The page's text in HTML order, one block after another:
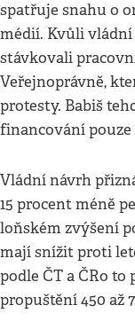
spatřuje snahu o
médií. Kvůli vládní
stávkovali
Veřejnoprávně,
protesty. Babiš
financování
Vládní návrh
15 procent méně
loňském zvýšení
mají snížit proti
podle ČT a ČRo
propuštění 450 až